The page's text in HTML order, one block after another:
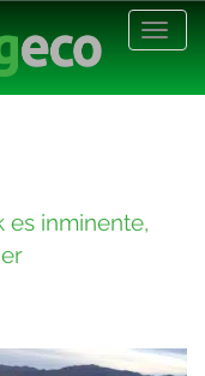
es inminente,